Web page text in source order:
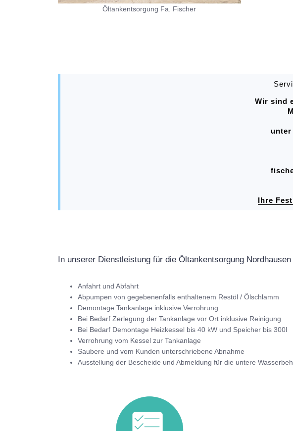
Öltankentsorgung Fa. Fischer
Wir sind
unter
Ihre
In unserer Dienstleistung für die Öltankentsorgung
Anfahrt und Abfahrt
Abpumpen von gegebenenfalls enthaltenem Restöl / Ölschlamm
Demontage Tankanlage inklusive Verrohrung
Bei Bedarf Zerlegung der Tankanlage vor Ort inklusive Reinigung
Bei Bedarf Demontage Heizkessel bis 40 kW und Speicher bis 300l
Verrohrung vom Kessel zur Tankanlage
Saubere und vom Kunden unterschriebene Abnahme
Ausstellung der Bescheide und Abmeldung für die untere